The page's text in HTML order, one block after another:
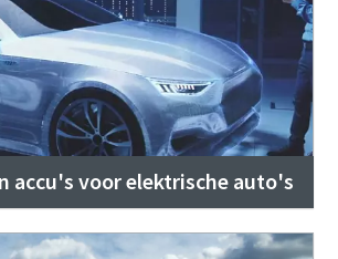
accu's voor elektrische auto's